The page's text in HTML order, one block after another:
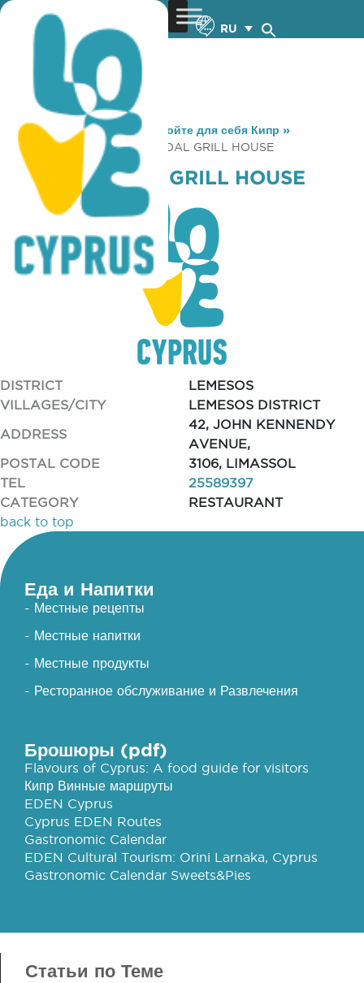
RU
You are here: Home »Откройте для себя Кипр »
Gastronomy
» S. S. CHARCOAL GRILL HOUSE
S. S. CHARCOAL GRILL HOUSE
DISTRICT
LEMESOS
VILLAGES/CITY
LEMESOS DISTRICT
ADDRESS
42, JOHN KENNENDY
AVENUE,
POSTAL CODE
3106, LIMASSOL
TEL
25589397
CATEGORY
RESTAURANT
back to top
Еда и Напитки
- Местные рецепты
- Местные напитки
- Местные продукты
- Ресторанное обслуживание и Развлечения
Брошюры (pdf)
Flavours of Cyprus: A food guide for visitors
Кипр Винные маршруты
EDEN Cyprus
Cyprus EDEN Routes
Gastronomic Calendar
EDEN Cultural Tourism: Orini Larnaka, Cyprus
Gastronomic Calendar Sweets&Pies
Статьи по Теме